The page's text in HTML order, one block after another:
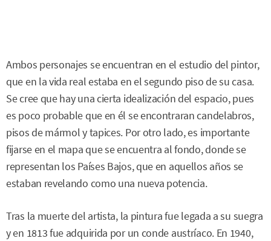
Ambos personajes se encuentran en el estudio del pintor,
que en la vida real estaba en el segundo piso de su casa.
Se cree que hay una cierta idealización del espacio, pues
es poco probable que en él se encontraran candelabros,
pisos de mármol y tapices. Por otro lado, es importante
fijarse en el mapa que se encuentra al fondo, donde se
representan los Países Bajos, que en aquellos años se
estaban revelando como una nueva potencia.
Tras la muerte del artista, la pintura fue legada a su suegra
y en 1813 fue adquirida por un conde austríaco. En 1940,